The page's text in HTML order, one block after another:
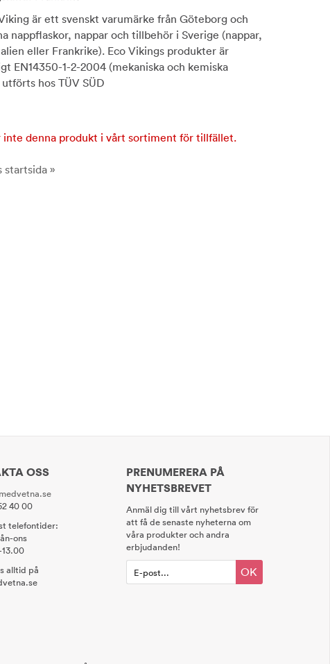
är ett svenskt varumärke från Göteborg och
nappflaskor, nappar och tillbehör i Sverige (nappar,
eller Frankrike). Eco Vikings produkter är
EN14350-1-2-2004 (mekaniska och kemiska
hos TÜV SÜD
inte denna produkt i vårt sortiment för tillfället.
startsida »
OSS
40 00
telefontider:
ons
alltid på
PRENUMERERA PÅ
NYHETSBREVET
Anmäl dig till vårt nyhetsbrev för
att få de senaste nyheterna om
våra produkter och andra
erbjudanden!
OK